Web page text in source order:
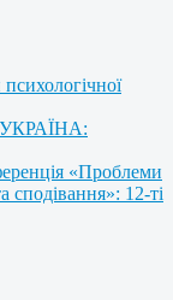
«Проблеми
сподівання»: 12-ті